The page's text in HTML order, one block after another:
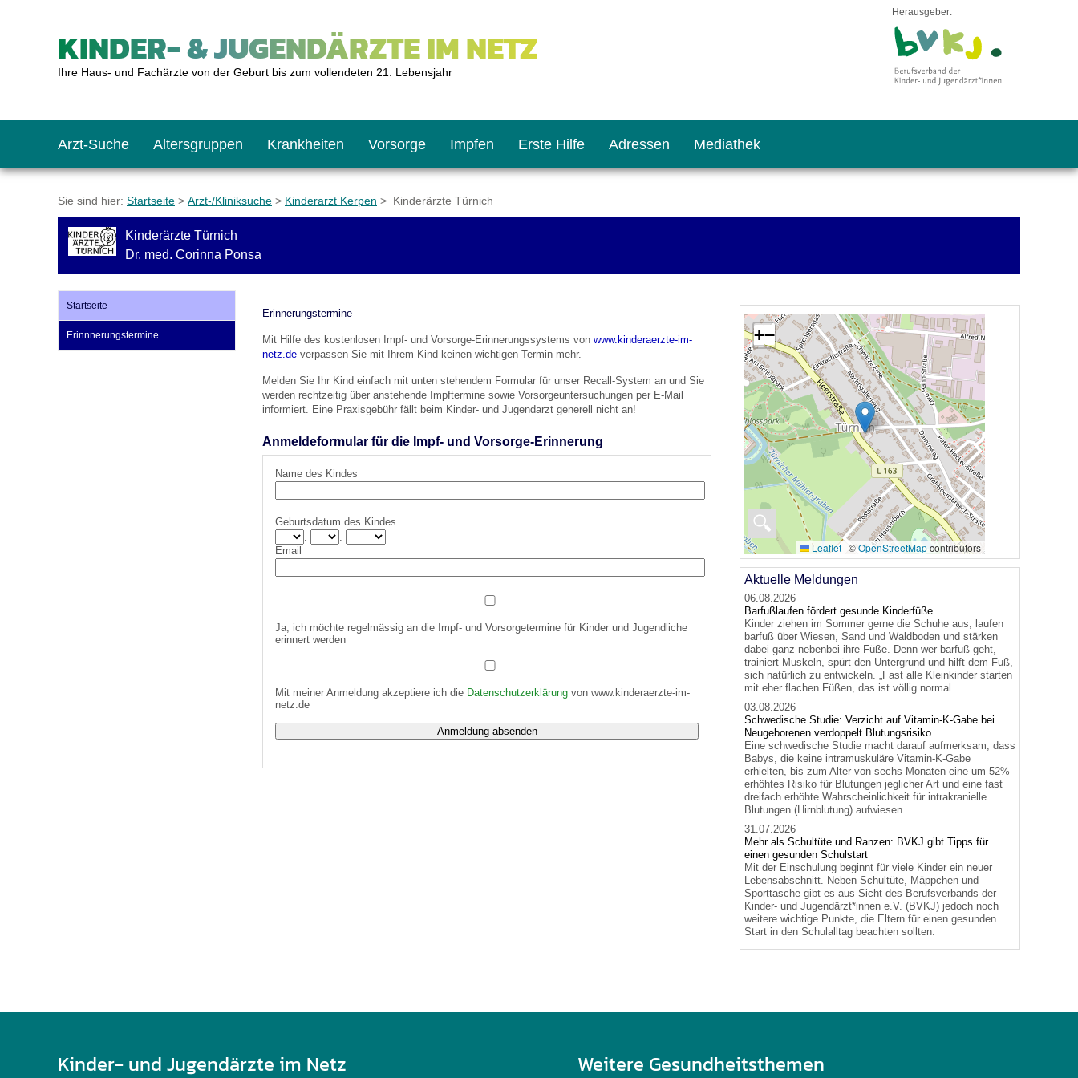
KINDER- & JUGENDÄRZTE IM NETZ
Ihre Haus- und Fachärzte von der Geburt bis zum vollendeten 21. Lebensjahr
Herausgeber:
Arzt-Suche Altersgruppen
Das erste Jahr
Jugendliche
Krankheiten Vorsorge
Baby: U1 bis U6
Teenager: J1 bis J2
Impfen
Impfkalender
Impfreaktionen
Impfsicherheit
Häufige Fragen
Erste Hilfe
Notrufnummern
Sofortmaßnahmen
Notdienste
Adressen
Notdienste
Link-Tipps
Mediathek
BMI-Rechner
Wachstum-Rechner
Empfehlungen zum Bildschirmmediengebrauch
Hörlexikon
U0-Vorsorge
Sie sind hier: Startseite > Arzt-/Kliniksuche > Kinderarzt Kerpen > Kinderärzte Türnich
Kinderärzte Türnich
Dr. med. Corinna Ponsa
Startseite
Erinnnerungstermine
Erinnerungstermine
Mit Hilfe des kostenlosen Impf- und Vorsorge-Erinnerungssystems von www.kinderaerzte-im-
netz.de verpassen Sie mit Ihrem Kind keinen wichtigen Termin mehr.
Melden Sie Ihr Kind einfach mit unten stehendem Formular für unser Recall-System an und Sie
werden rechtzeitig über anstehende Impftermine sowie Vorsorgeuntersuchungen per E-Mail
informiert. Eine Praxisgebühr fällt beim Kinder- und Jugendarzt generell nicht an!
Anmeldeformular für die Impf- und Vorsorge-Erinnerung
Name des Kindes
Geburtsdatum des Kindes
.
.
Email
Ja, ich möchte regelmässig an die Impf- und Vorsorgetermine für Kinder und Jugendliche
erinnert werden
Mit meiner Anmeldung akzeptiere ich die Datenschutzerklärung von www.kinderaerzte-im-
netz.de
🔍
+−
Leaflet | ©OpenStreetMapcontributors
Aktuelle Meldungen
06.08.2026
Barfußlaufen fördert gesunde Kinderfüße
Kinder ziehen im Sommer gerne die Schuhe aus, laufen
barfuß über Wiesen, Sand und Waldboden und stärken
dabei ganz nebenbei ihre Füße. Denn wer barfuß geht,
trainiert Muskeln, spürt den Untergrund und hilft dem Fuß,
sich natürlich zu entwickeln. „Fast alle Kleinkinder starten
mit eher flachen Füßen, das ist völlig normal.
03.08.2026
Schwedische Studie: Verzicht auf Vitamin-K-Gabe bei
Neugeborenen verdoppelt Blutungsrisiko
Eine schwedische Studie macht darauf aufmerksam, dass
Babys, die keine intramuskuläre Vitamin-K-Gabe
erhielten, bis zum Alter von sechs Monaten eine um 52%
erhöhtes Risiko für Blutungen jeglicher Art und eine fast
dreifach erhöhte Wahrscheinlichkeit für intrakranielle
Blutungen (Hirnblutung) aufwiesen.
31.07.2026
Mehr als Schultüte und Ranzen: BVKJ gibt Tipps für
einen gesunden Schulstart
Mit der Einschulung beginnt für viele Kinder ein neuer
Lebensabschnitt. Neben Schultüte, Mäppchen und
Sporttasche gibt es aus Sicht des Berufsverbands der
Kinder- und Jugendärzt*innen e.V. (BVKJ) jedoch noch
weitere wichtige Punkte, die Eltern für einen gesunden
Start in den Schulalltag beachten sollten.
Kinder- und Jugendärzte im Netz Weitere Gesundheitsthemen